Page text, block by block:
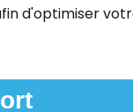
d'optimiser